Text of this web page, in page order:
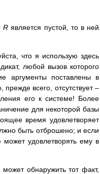
Rявляется пустой, то в ней
что я использую здесь
любой вызов которого
аргументы поставлены в
всего, отсутствует –
его к системе! Более
для некоторой базы
время удовлетворяет
быть отброшено; и если
удовлетворять ему в
обнаружить тот факт,